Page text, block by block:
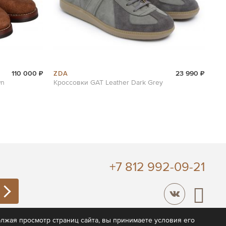
110 000 ₽ ZDA
Кроссовки GAT Leather Dark Grey
23 990 ₽
+7 812 992-09-21
просмотр страниц сайта, вы принимаете условия его